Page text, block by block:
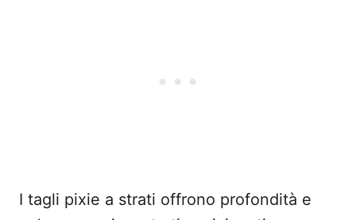
I tagli pixie a strati offrono profondità e